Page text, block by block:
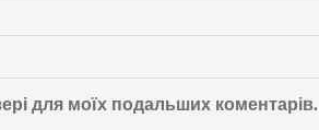
для моїх подальших коментарів.